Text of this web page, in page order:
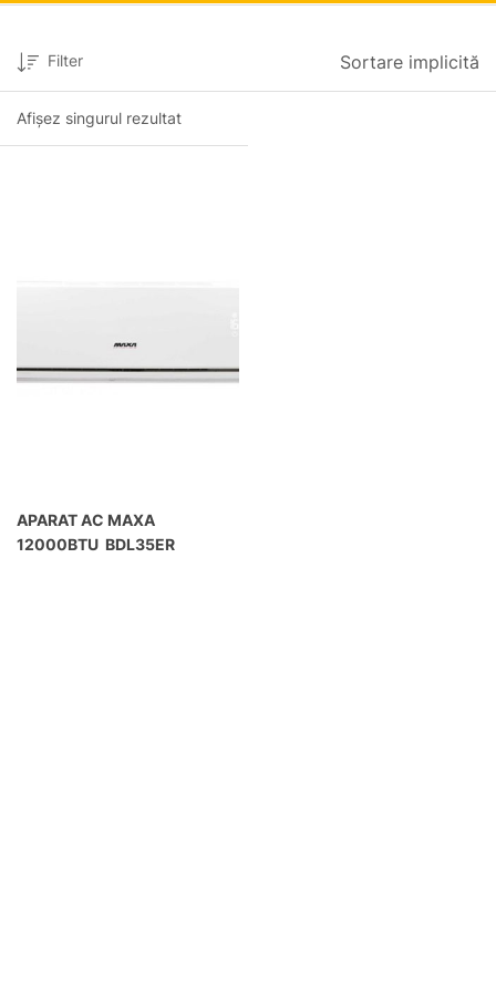
Afișez singurul rezultat
Filter Sortare implicită
APARAT AC MAXA
12000BTU BDL35ER